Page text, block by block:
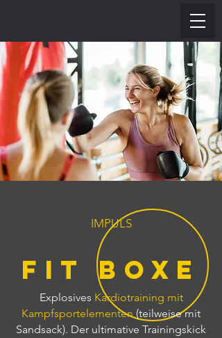
IMPULS
Fit Boxe
Explosives Kardiotraining mit
Kampfsportelementen(teilweise mit
Sandsack). Der ultimative Trainingskick